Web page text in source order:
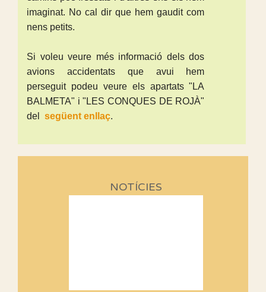
imaginat. No cal dir que hem gaudit com
nens petits.
Si voleu veure més informació dels dos
avions accidentats que avui hem
perseguit podeu veure els apartats "LA
BALMETA" i "LES CONQUES DE ROJÀ"
del següent enllaç.
NOTÍCIES